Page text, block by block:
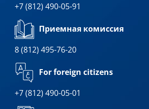
+7 (812) 490-05-91
Приемная комиссия
8 (812) 495-76-20
For foreign citizens
+7 (812) 490-05-01